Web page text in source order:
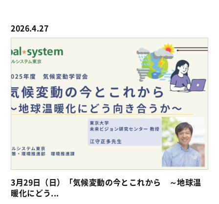
2026.4.27
3月29日（日）「気候変動の今とこれから ～地球温
暖化にどう...